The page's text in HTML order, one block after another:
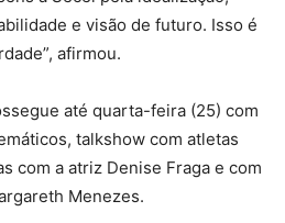
e visão de futuro. Isso é
afirmou.
até quarta-feira (25) com
talkshow com atletas
com a atriz Denise Fraga e com
Menezes.